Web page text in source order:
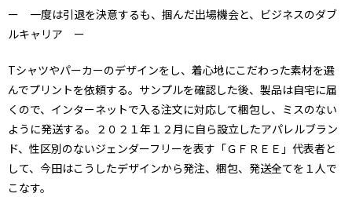
ー 一度は引退を決意するも、掴んだ出場機会と、ビジネスのダブ
ルキャリア ー
Tシャツやパーカーのデザインをし、着心地にこだわった素材を選
んでプリントを依頼する。サンプルを確認した後、製品は自宅に届
くので、インターネットで入る注文に対応して梱包し、ミスのない
ように発送する。２０２１年１２月に自ら設立したアパレルブラン
ド、性区別のないジェンダーフリーを表す「ＧＦＲＥＥ」代表者と
して、今田はこうしたデザインから発注、梱包、発送全てを１人で
こなす。